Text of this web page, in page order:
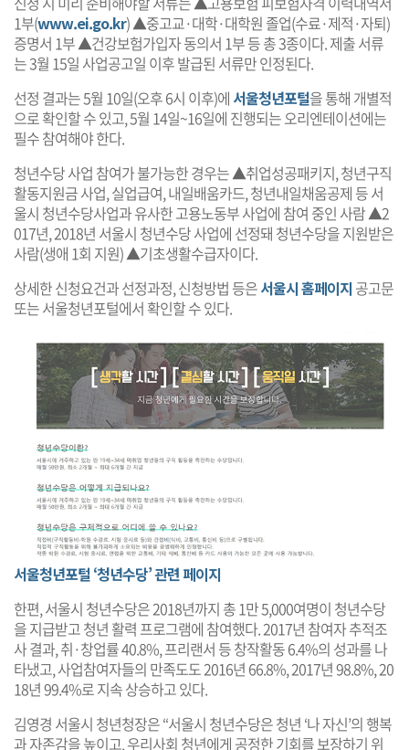
1부(www.ei.go.kr) ▲중고교·대학·대학원 졸업(수료·제적·자퇴)
증명서 1부 ▲건강보험가입자 동의서 1부 등 총 3종이다. 제출 서류
는 3월 15일 사업공고일 이후 발급된 서류만 인정된다.
선정 결과는 5월 10일(오후 6시 이후)에 서울청년포털을 통해 개별적
으로 확인할 수 있고, 5월 14일~16일에 진행되는 오리엔테이션에는
필수 참여해야 한다.
청년수당 사업 참여가 불가능한 경우는 ▲취업성공패키지, 청년구직
활동지원금 사업, 실업급여, 내일배움카드, 청년내일채움공제 등 서
울시 청년수당사업과 유사한 고용노동부 사업에 참여 중인 사람 ▲2
017년, 2018년 서울시 청년수당 사업에 선정돼 청년수당을 지원받은
사람(생애 1회 지원) ▲기초생활수급자이다.
상세한 신청요건과 선정과정, 신청방법 등은서울시 홈페이지 공고문
또는 서울청년포털에서 확인할 수 있다.
서울청년포털 ‘청년수당’ 관련 페이지
한편, 서울시 청년수당은 2018년까지 총 1만 5,000여명이 청년수당
을 지급받고 청년 활력 프로그램에 참여했다. 2017년 참여자 추적조
사 결과, 취·창업률 40.8%, 프리랜서 등 창작활동 6.4%의 성과를 나
타냈고, 사업참여자들의 만족도도 2016년 66.8%, 2017년 98.8%, 20
18년 99.4%로 지속 상승하고 있다.
김영경 서울시 청년청장은 “서울시 청년수당은 청년 ‘나 자신’의 행복
과 자존감을 높이고, 우리사회 청년에게 공정한 기회를 보장하기 위